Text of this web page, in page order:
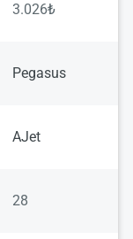
3.026₺
Pegasus
AJet
28